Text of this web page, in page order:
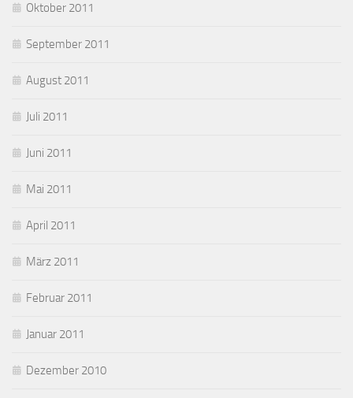
Oktober 2011
September 2011
August 2011
Juli 2011
Juni 2011
Mai 2011
April 2011
März 2011
Februar 2011
Januar 2011
Dezember 2010